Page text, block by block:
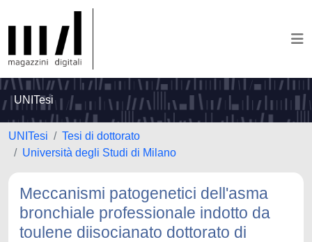
UNITesi
UNITesi
Tesi di dottorato
Università degli Studi di Milano
Meccanismi patogenetici dell'asma
bronchiale professionale indotto da
toulene diisocianato dottorato di